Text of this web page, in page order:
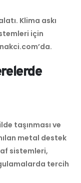
Klima askı
için
taşınması ve
metal destek
sistemleri,
tercih